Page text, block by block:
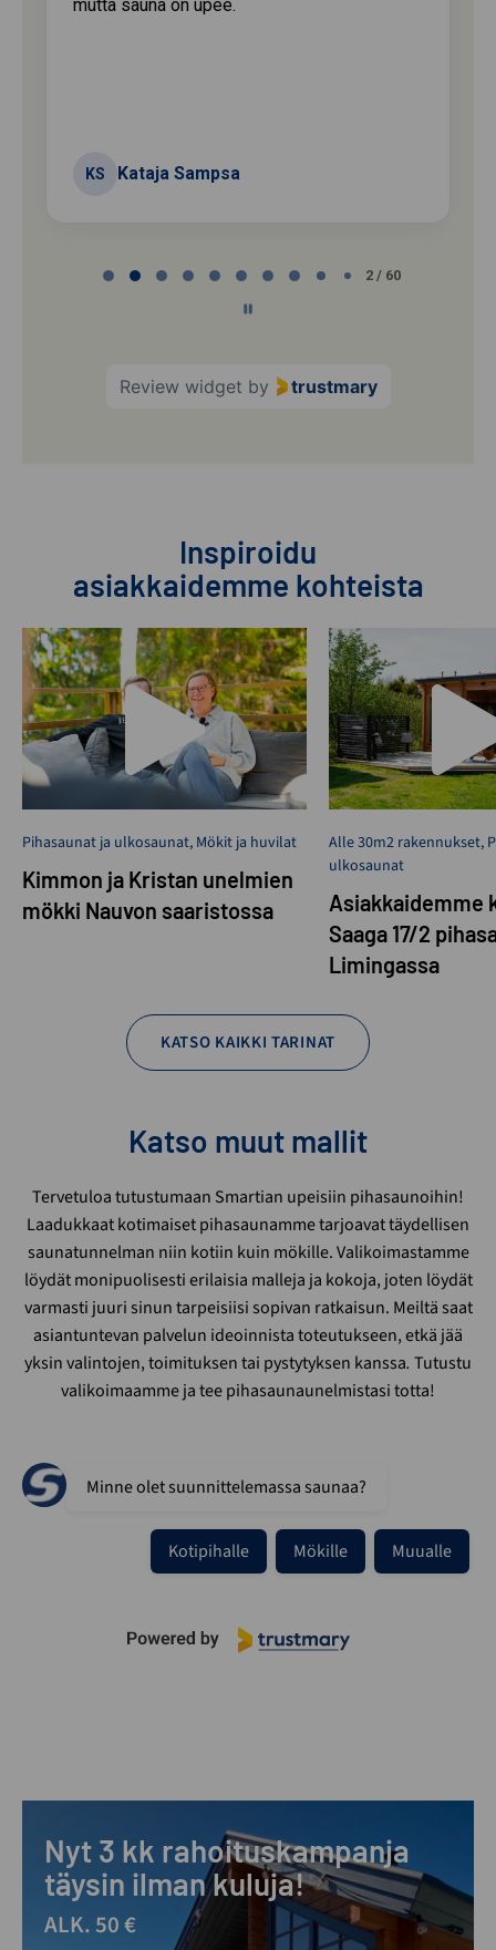
mutta sauna on upee.
KS Kataja Sampsa
2 / 60
Review widget by trustmary
Inspiroidu
asiakkaidemme kohteista
Pihasaunat ja ulkosaunat, Mökit ja huvilat
Kimmon ja Kristan unelmien
mökki Nauvon saaristossa
Alle 30m2 rakennukset,
ulkosaunat
Asiakkaidemme
Saaga 17/2
Limingassa
KATSO KAIKKI TARINAT
Katso muut mallit
Tervetuloa tutustumaan Smartian upeisiin pihasaunoihin!
Laadukkaat kotimaiset pihasaunamme tarjoavat täydellisen
saunatunnelman niin kotiin kuin mökille. Valikoimastamme
löydät monipuolisesti erilaisia malleja ja kokoja, joten löydät
varmasti juuri sinun tarpeisiisi sopivan ratkaisun. Meiltä saat
asiantuntevan palvelun ideoinnista toteutukseen, etkä jää
yksin valintojen, toimituksen tai pystytyksen kanssa. Tutustu
valikoimaamme ja tee pihasaunaunelmistasi totta!
Minne olet suunnittelemassa saunaa?
Kotipihalle Mökille Muualle
Nyt 3 kk rahoituskampanja
täysin ilman kuluja!
ALK. 50 €